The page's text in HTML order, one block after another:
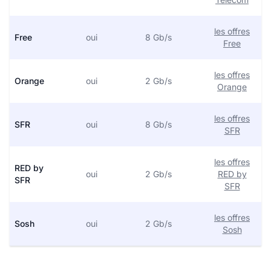
Free oui 8 Gb/s
les offres
Free
Orange oui 2 Gb/s
les offres
Orange
SFR oui 8 Gb/s
les offres
SFR
RED by
SFR
oui 2 Gb/s
les offres
RED by
SFR
Sosh oui 2 Gb/s
les offres
Sosh